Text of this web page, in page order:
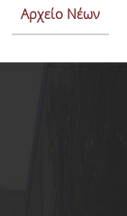
Αρχείο Νέων